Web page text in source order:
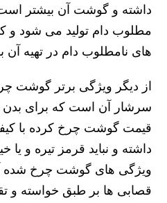
داشته و گوشت آن بیشتر
مطلوب دام تولید می شود و
های نامطلوب دام در تهیه
از دیگر ویژگی برتر گوشت
سرشار آن است که برای
قیمت گوشت چرخ کرده با
داشته و نباید قرمز تیره و یا
ویژگی های گوشت چرخ شده
قصابی ها بر طبق خواسته و